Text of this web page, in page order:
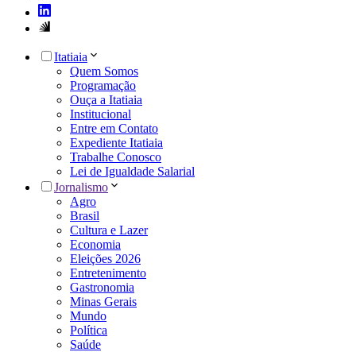
Itatiaia
Quem Somos
Programação
Ouça a Itatiaia
Institucional
Entre em Contato
Expediente Itatiaia
Trabalhe Conosco
Lei de Igualdade Salarial
Jornalismo
Agro
Brasil
Cultura e Lazer
Economia
Eleições 2026
Entretenimento
Gastronomia
Minas Gerais
Mundo
Política
Saúde